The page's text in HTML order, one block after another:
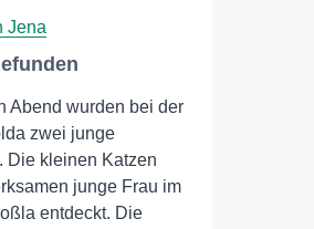
Jena
Abend wurden bei der
zwei junge
Die kleinen Katzen
junge Frau im
entdeckt. Die